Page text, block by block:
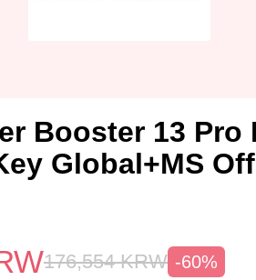
Booster 13 Pro
Global+MS
176,554 KRW -60%